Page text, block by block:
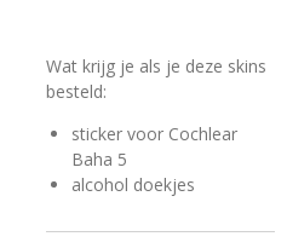
Wat krijg je als je deze skins
besteld:
sticker voor Cochlear
Baha 5
alcohol doekjes